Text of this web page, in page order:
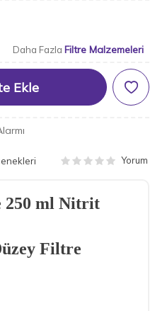
Daha Fazla Filtre Malzemeleri
Ekle
Yorum
250 ml Nitrit
Filtre